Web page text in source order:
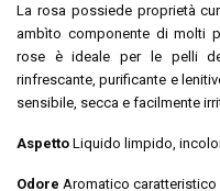
La rosa possiede proprietà
ambìto componente di molti
rose è ideale per le pelli
rinfrescante, purificante e
sensibile, secca e facilmente
Aspetto Liquido limpido,
Odore Aromatico caratteristico